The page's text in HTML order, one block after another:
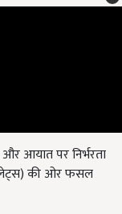
आयात पर निर्भरता
की ओर फसल